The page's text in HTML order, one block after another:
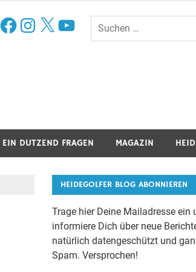
FacebookInstagram
X YouTube
EIN DUTZEND FRAGEN MAGAZIN
HEIDEGOLFER BLOG ABONNIEREN
Trage hier Deine Mailadresse ein
informiere Dich über neue
natürlich datengeschützt und
Spam. Versprochen!